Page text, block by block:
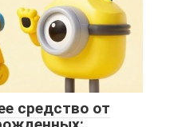
средство от